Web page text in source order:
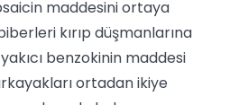
maddesini ortaya
kırıp düşmanlarına
benzokinin maddesi
ortadan ikiye